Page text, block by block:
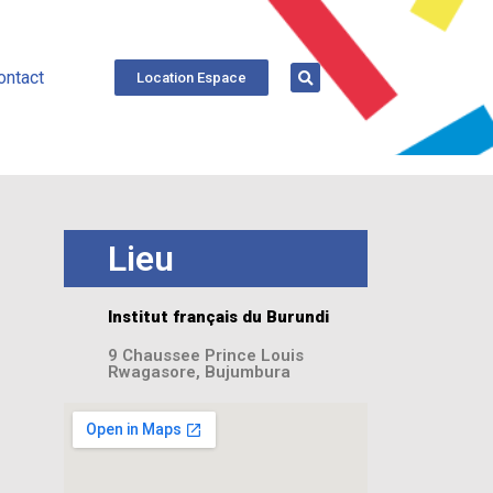
Location Espace
Lieu
Institut français du Burundi
9 Chaussee Prince Louis
Rwagasore, Bujumbura